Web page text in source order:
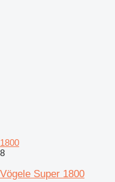
1800
8
Vögele Super 1800